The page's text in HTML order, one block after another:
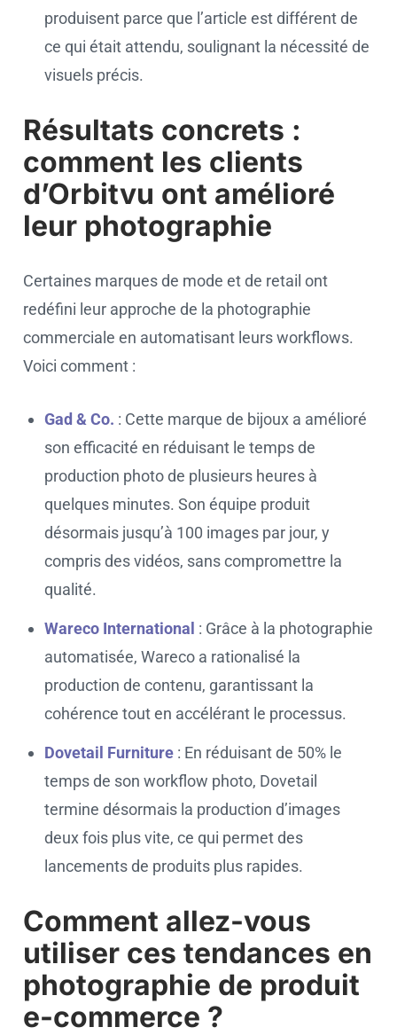
produisent parce que l’article est différent de
ce qui était attendu, soulignant la nécessité de
visuels précis.
Résultats concrets :
comment les clients
d’Orbitvu ont amélioré
leur photographie
Certaines marques de mode et de retail ont
redéfini leur approche de la photographie
commerciale en automatisant leurs workflows.
Voici comment :
Gad & Co. : Cette marque de bijoux a amélioré
son efficacité en réduisant le temps de
production photo de plusieurs heures à
quelques minutes. Son équipe produit
désormais jusqu’à 100 images par jour, y
compris des vidéos, sans compromettre la
qualité.
Wareco International : Grâce à la photographie
automatisée, Wareco a rationalisé la
production de contenu, garantissant la
cohérence tout en accélérant le processus.
Dovetail Furniture : En réduisant de 50% le
temps de son workflow photo, Dovetail
termine désormais la production d’images
deux fois plus vite, ce qui permet des
lancements de produits plus rapides.
Comment allez-vous
utiliser ces tendances en
photographie de produit
e-commerce ?